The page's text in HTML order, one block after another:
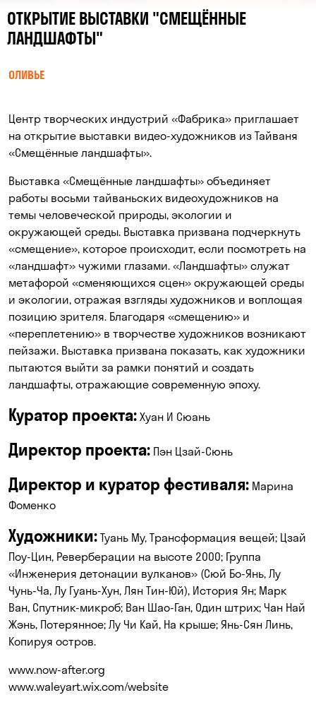
ОТКРЫТИЕ ВЫСТАВКИ "СМЕЩЁННЫЕ
ЛАНДШАФТЫ"
ОЛИВЬЕ
Центр творческих индустрий «Фабрика» приглашает
на открытие выставки видео-художников из Тайваня
«Смещённые ландшафты».
Выставка «Смещённые ландшафты» объединяет
работы восьми тайваньских видеохудожников на
темы человеческой природы, экологии и
окружающей среды. Выставка призвана подчеркнуть
«смещение», которое происходит, если посмотреть на
«ландшафт» чужими глазами. «Ландшафты» служат
метафорой «сменяющихся сцен» окружающей среды
и экологии, отражая взгляды художников и воплощая
позицию зрителя. Благодаря «смещению» и
«переплетению» в творчестве художников возникают
пейзажи. Выставка призвана показать, как художники
пытаются выйти за рамки понятий и создать
ландшафты, отражающие современную эпоху.
Куратор проекта: Хуан И Cюань
Директор проекта: Пэн Цзай-Сюнь
Директор и куратор фестиваля: Марина
Фоменко
Художники: Туань Му, Трансформация вещей; Цзай
Поу-Цин, Реверберации на высоте 2000; Группа
«Инженерия детонации вулканов» (Сюй Бо-Янь, Лу
Чунь-Ча, Лу Гуань-Хун, Лян Тин-Юй), История Ян; Марк
Ван, Спутник-микроб; Ван Шао-Ган, Один штрих; Чан Най
Жэнь, Потерянное; Лу Чи Кай, На крыше; Янь-Сян Линь,
Копируя остров.
www.now-after.org
www.waleyart.wix.com/website